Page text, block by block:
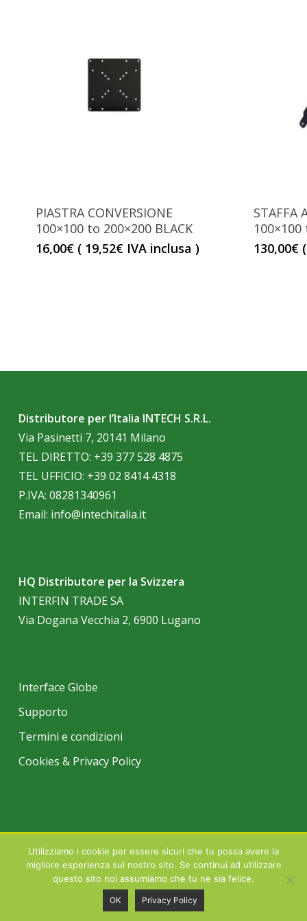
PIASTRA CONVERSIONE
100×100 to 200×200 BLACK
16,00€ ( 19,52€IVA inclusa )
STAFFA
130,00€
Distributore per l’Italia INTECH S.R.L.
Via Pasinetti 7, 20141 Milano
TEL DIRETTO: +39 377 528 4875
TEL UFFICIO: +39 02 8414 4318
P.IVA: 08281340961
Email: info@intechitalia.it
HQ Distributore per la Svizzera
INTERFIN TRADE SA
Via Dogana Vecchia 2, 6900 Lugano
Interface Globe
Supporto
Termini e condizioni
Cookies & Privacy Policy
© 2026 INTERFIN TRADE SA LUGANO | Tutti i marchi registrati citati
all'interno di questo sito sono proprietà degli aventi diritto.
instagram
Utilizziamo i cookie per essere sicuri che tu possa avere la
migliore esperienza sul nostro sito. Se continui ad utilizzare
questo sito noi assumiamo che tu ne sia felice.
OK Privacy Policy